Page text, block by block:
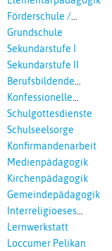
Förderschule /
Inklusion
Grundschule
Sekundarstufe I
Sekundarstufe II
Berufsbildende
Schulen
Konfessionelle
Kooperation
Schulgottesdienste
Schulseelsorge
Konfirmandenarbeit
Medienpädagogik
Kirchenpädagogik
Gemeindepädagogik
Interreligioeses
Lernen
Lernwerkstatt
Loccumer Pelikan